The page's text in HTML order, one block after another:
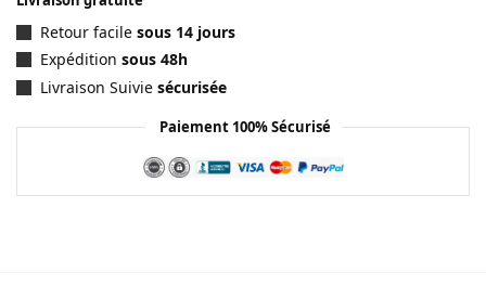
Retour facile sous 14 jours
Expédition sous 48h
Livraison Suivie sécurisée
Paiement 100% Sécurisé